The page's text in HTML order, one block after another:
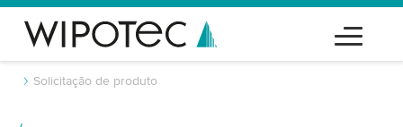
Solicitação de produto